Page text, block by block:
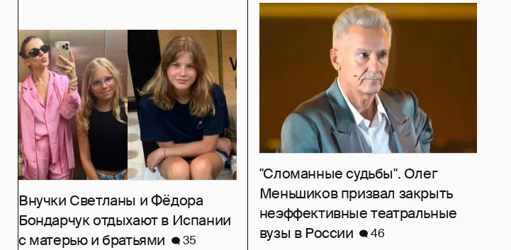
"Сломанные судьбы". Олег
Меньшиков призвал закрыть
неэффективные театральные
вузы в России
46
Внучки Светланы и Фёдора
Бондарчук отдыхают в Испании
с матерью и братьями
35